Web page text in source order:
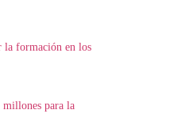
la formación en los
millones para la